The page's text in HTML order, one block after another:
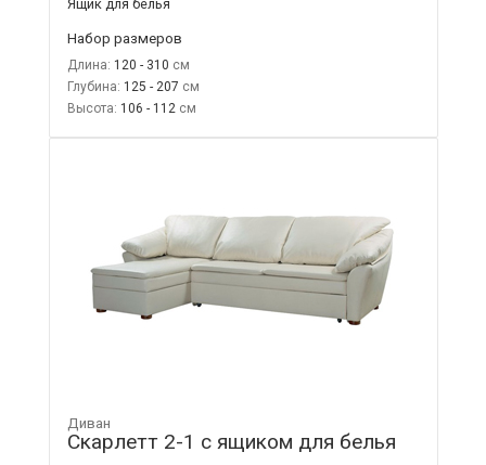
Ящик для белья
Набор размеров
Длина: 120 - 310
Глубина: 125 - 207
Высота: 106 - 112
Диван
Скарлетт 2-1 с ящиком для белья